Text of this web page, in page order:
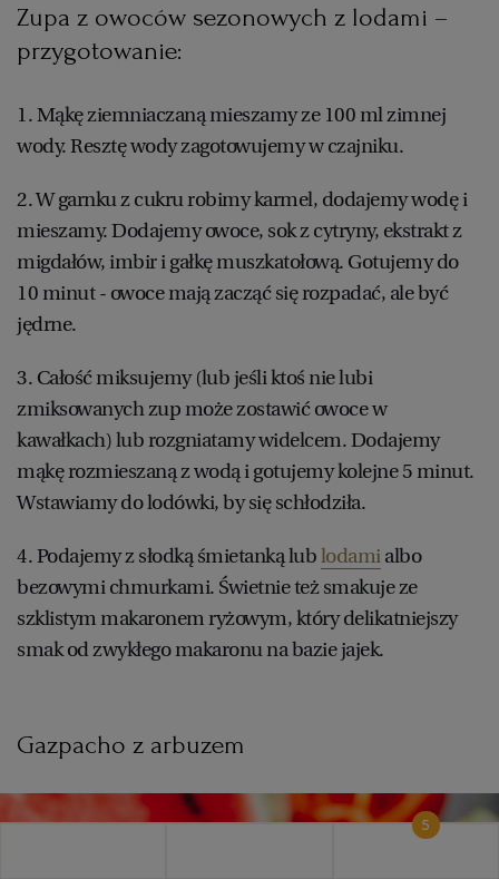
Zupa z owoców sezonowych z lodami –
przygotowanie:
1. Mąkę ziemniaczaną mieszamy ze 100 ml zimnej
wody. Resztę wody zagotowujemy w czajniku.
2. W garnku z cukru robimy karmel, dodajemy wodę i
mieszamy. Dodajemy owoce, sok z cytryny, ekstrakt z
migdałów, imbir i gałkę muszkatołową. Gotujemy do
10 minut - owoce mają zacząć się rozpadać, ale być
jędrne.
3. Całość miksujemy (lub jeśli ktoś nie lubi
zmiksowanych zup może zostawić owoce w
kawałkach) lub rozgniatamy widelcem. Dodajemy
mąkę rozmieszaną z wodą i gotujemy kolejne 5 minut.
Wstawiamy do lodówki, by się schłodziła.
4. Podajemy z słodką śmietanką lublodamialbo
bezowymi chmurkami. Świetnie też smakuje ze
szklistym makaronem ryżowym, który delikatniejszy
smak od zwykłego makaronu na bazie jajek.
Gazpacho z arbuzem
5